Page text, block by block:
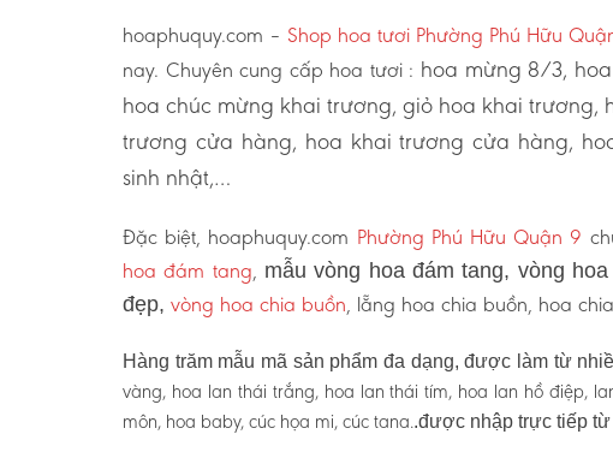
hoaphuquy.com – Shop hoa tươi Phường Phú Hữu
nay. Chuyên cung cấp hoa tươi : hoa mừng 8/3,
hoa chúc mừng khai trương, giỏ hoa khai
trương cửa hàng, hoa khai trương cửa hàng,
sinh nhật,…
Đặc biệt, hoaphuquy.com Phường Phú Hữu Quận 9
hoa đám tang, mẫu vòng hoa đám tang, vòng
đẹp, vòng hoa chia buồn, lẵng hoa chia buồn, hoa
Hàng trăm mẫu mã sản phẩm đa dạng, được làm từ
vàng, hoa lan thái trắng, hoa lan thái tím, hoa lan hồ điệp,
môn, hoa baby, cúc họa mi, cúc tana..được nhập trực tiếp